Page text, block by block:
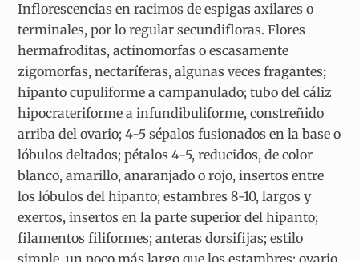
Inflorescencias en racimos de espigas axilares o
terminales, por lo regular secundifloras. Flores
hermafroditas, actinomorfas o escasamente
zigomorfas, nectaríferas, algunas veces fragantes;
hipanto cupuliforme a campanulado; tubo del cáliz
hipocrateriforme a infundibuliforme, constreñido
arriba del ovario; 4-5 sépalos fusionados en la base o
lóbulos deltados; pétalos 4-5, reducidos, de color
blanco, amarillo, anaranjado o rojo, insertos entre
los lóbulos del hipanto; estambres 8-10, largos y
exertos, insertos en la parte superior del hipanto;
filamentos filiformes; anteras dorsifijas; estilo